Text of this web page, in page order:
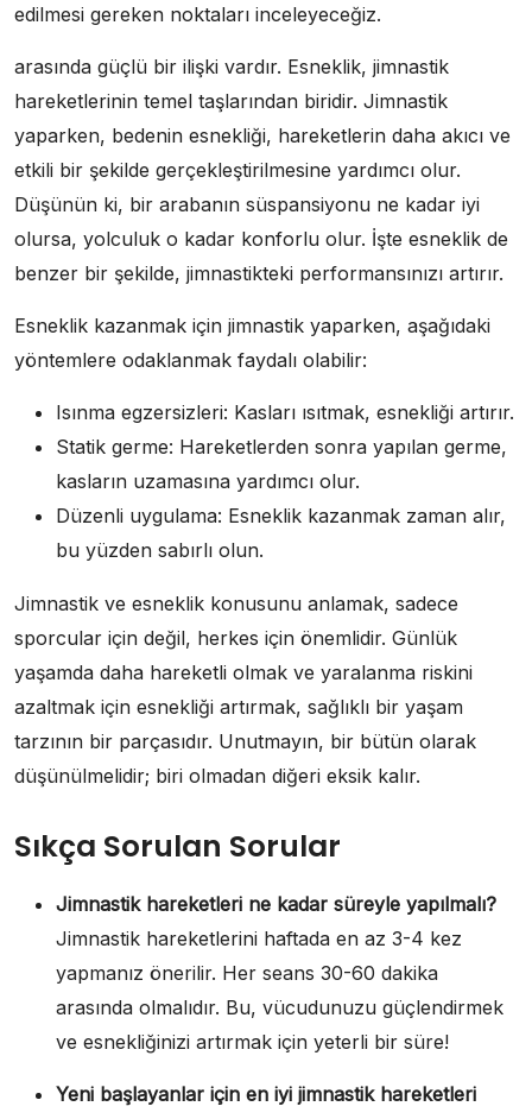
edilmesi gereken noktaları inceleyeceğiz.
arasında güçlü bir ilişki vardır. Esneklik, jimnastik
hareketlerinin temel taşlarından biridir. Jimnastik
yaparken, bedenin esnekliği, hareketlerin daha akıcı ve
etkili bir şekilde gerçekleştirilmesine yardımcı olur.
Düşünün ki, bir arabanın süspansiyonu ne kadar iyi
olursa, yolculuk o kadar konforlu olur. İşte esneklik de
benzer bir şekilde, jimnastikteki performansınızı artırır.
Esneklik kazanmak için jimnastik yaparken, aşağıdaki
yöntemlere odaklanmak faydalı olabilir:
Isınma egzersizleri: Kasları ısıtmak, esnekliği artırır.
Statik germe: Hareketlerden sonra yapılan germe,
kasların uzamasına yardımcı olur.
Düzenli uygulama: Esneklik kazanmak zaman alır,
bu yüzden sabırlı olun.
Jimnastik ve esneklik konusunu anlamak, sadece
sporcular için değil, herkes için önemlidir. Günlük
yaşamda daha hareketli olmak ve yaralanma riskini
azaltmak için esnekliği artırmak, sağlıklı bir yaşam
tarzının bir parçasıdır. Unutmayın, bir bütün olarak
düşünülmelidir; biri olmadan diğeri eksik kalır.
Sıkça Sorulan Sorular
Jimnastik hareketleri ne kadar süreyle yapılmalı?
Jimnastik hareketlerini haftada en az 3-4 kez
yapmanız önerilir. Her seans 30-60 dakika
arasında olmalıdır. Bu, vücudunuzu güçlendirmek
ve esnekliğinizi artırmak için yeterli bir süre!
Yeni başlayanlar için en iyi jimnastik hareketleri